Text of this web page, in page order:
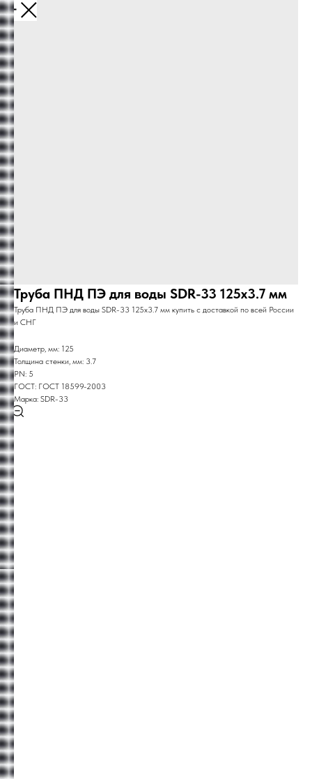
Больше
Труба ПНД ПЭ для воды SDR-33 125х3.7 мм
Труба ПНД ПЭ для воды SDR-33 125х3.7 мм купить с доставкой по всей России
и СНГ
Диаметр, мм: 125
Толщина стенки, мм: 3.7
PN: 5
ГОСТ: ГОСТ 18599-2003
Марка: SDR-33